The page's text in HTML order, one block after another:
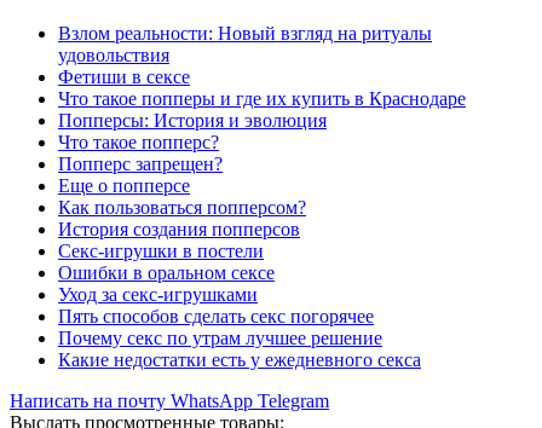
Взлом реальности: Новый взгляд на ритуалы
удовольствия
Фетиши в сексе
Что такое попперы и где их купить в Краснодаре
Попперсы: История и эволюция
Что такое попперс?
Попперс запрещен?
Еще о попперсе
Как пользоваться попперсом?
История создания попперсов
Секс-игрушки в постели
Ошибки в оральном сексе
Уход за секс-игрушками
Пять способов сделать секс погорячее
Почему секс по утрам лучшее решение
Какие недостатки есть у ежедневного секса
Написать на почту WhatsApp Telegram
Выслать просмотренные товары: